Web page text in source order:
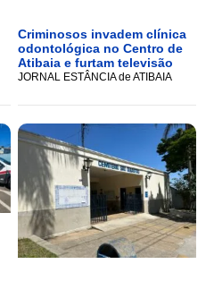
Criminosos invadem clínica
odontológica no Centro de
Atibaia e furtam televisão
JORNAL ESTÂNCIA de ATIBAIA